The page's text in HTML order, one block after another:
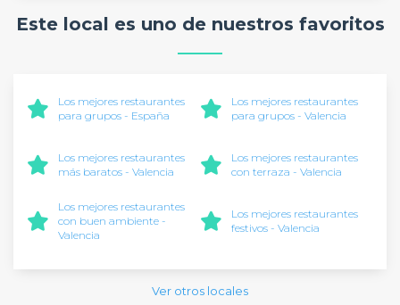
Este local es uno de nuestros favoritos
Los mejores restaurantes
para grupos - España
Los mejores restaurantes
para grupos - Valencia
Los mejores restaurantes
más baratos - Valencia
Los mejores restaurantes
con terraza - Valencia
Los mejores restaurantes
con buen ambiente -
Valencia
Los mejores restaurantes
festivos - Valencia
Ver otros locales